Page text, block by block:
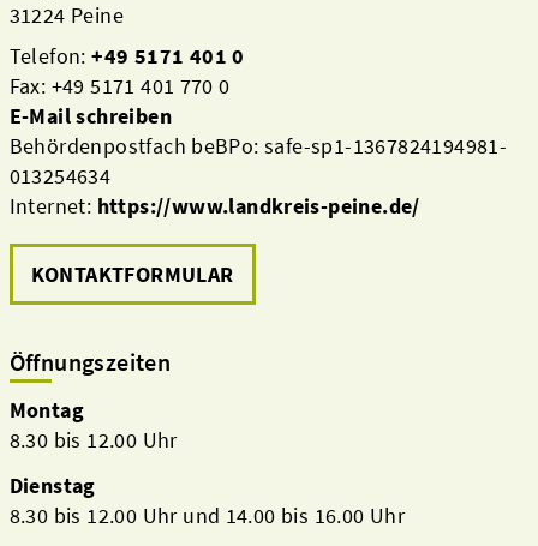
31224 Peine
Telefon:+49 5171 401 0
Fax: +49 5171 401 770 0
E-Mail schreiben
Behördenpostfach beBPo: safe-sp1-1367824194981-
013254634
Internet: https://www.landkreis-peine.de/
KONTAKTFORMULAR
Öffnungszeiten
Montag
8.30 bis 12.00 Uhr
Dienstag
8.30 bis 12.00 Uhr und 14.00 bis 16.00 Uhr